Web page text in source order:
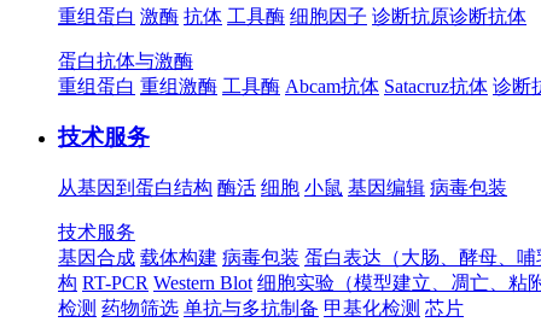
重组蛋白 激酶 抗体 工具酶 细胞因子 诊断抗原诊断抗体
蛋白抗体与激酶
重组蛋白 重组激酶 工具酶 Abcam抗体 Satacruz抗体 诊断
技术服务
从基因到蛋白结构 酶活 细胞 小鼠 基因编辑 病毒包装
技术服务
基因合成 载体构建 病毒包装 蛋白表达（大肠、酵母、
构 RT-PCR Western Blot 细胞实验（模型建立、凋亡、粘
检测 药物筛选 单抗与多抗制备 甲基化检测 芯片